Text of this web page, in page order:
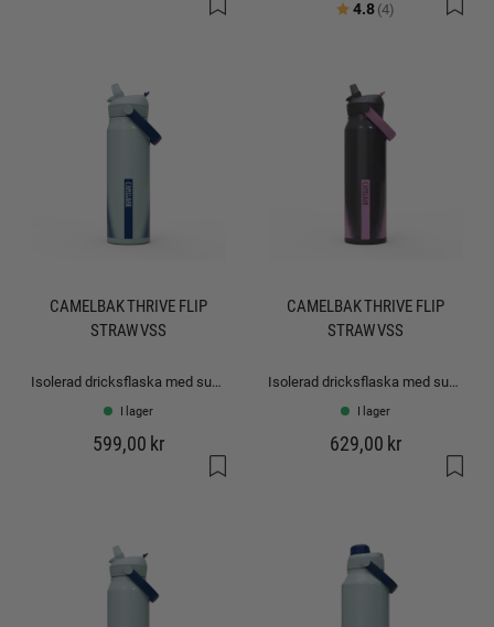
Betyg:
4.8(4) utav 5
CAMELBAK THRIVE FLIP
STRAW VSS
Isolerad dricksflaska med sugrör: 0,75L
I lager
599,00 kr
CAMELBAK THRIVE FLIP
STRAW VSS
Isolerad dricksflaska med sugrör: 1.0L
I lager
629,00 kr